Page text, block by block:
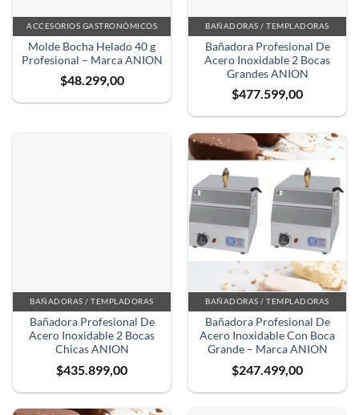
ACCESORIOS GASTRONÓMICOS
Molde Bocha Helado 40 g
Profesional – Marca ANION
$48.299,00
BAÑADORAS / TEMPLADORAS
Bañadora Profesional De
Acero Inoxidable 2 Bocas
Grandes ANION
$477.599,00
BAÑADORAS / TEMPLADORAS
Bañadora Profesional De
Acero Inoxidable 2 Bocas
Chicas ANION
$435.899,00
BAÑADORAS / TEMPLADORAS
Bañadora Profesional De
Acero Inoxidable Con Boca
Grande – Marca ANION
$247.499,00